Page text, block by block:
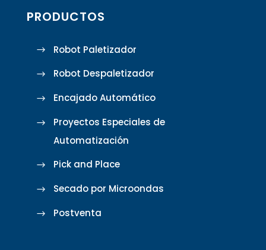
PRODUCTOS
Robot Paletizador
Robot Despaletizador
Encajado Automático
Proyectos Especiales de
Automatización
Pick and Place
Secado por Microondas
Postventa